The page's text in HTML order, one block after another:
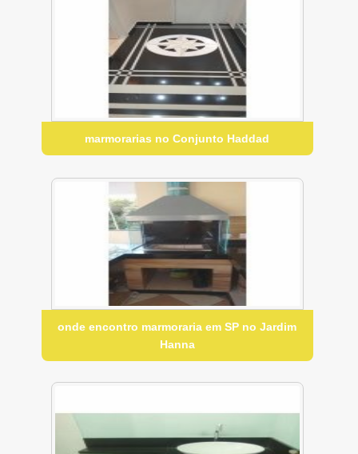
marmorarias no Conjunto Haddad
onde encontro marmoraria em SP no Jardim
Hanna